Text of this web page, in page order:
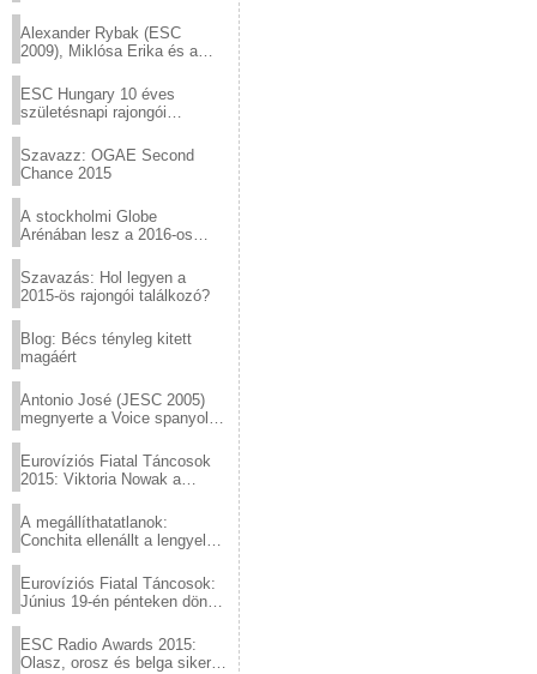
Alexander Rybak (ESC
2009), Miklósa Erika és a
sztárjai a Margitszigeten
ESC Hungary 10 éves
születésnapi rajongói
Szavazz: OGAE Second
Chance 2015
A stockholmi Globe
Arénában lesz a 2016-os
Szavazás: Hol legyen a
2015-ös rajongói találkozó?
Blog: Bécs tényleg kitett
magáért
Antonio José (JESC 2005)
megnyerte a Voice spanyol
Eurovíziós Fiatal Táncosok
2015: Viktoria Nowak a
A megállíthatatlanok:
Conchita ellenállt a lengyel
Eurovíziós Fiatal Táncosok:
Június 19-én pénteken döntő
ESC Radio Awards 2015:
Olasz, orosz és belga siker,